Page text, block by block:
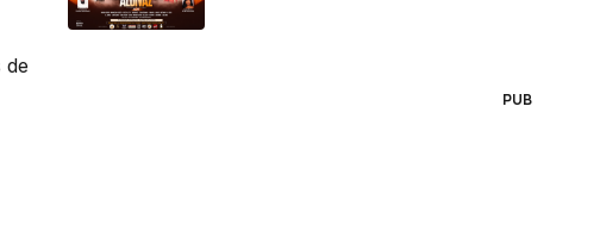
de
PUB